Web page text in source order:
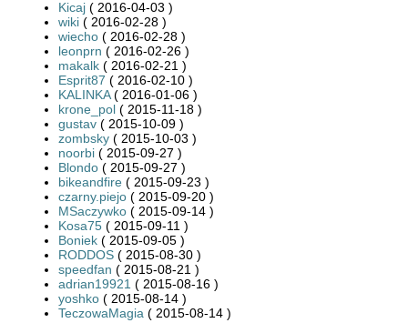
Kicaj ( 2016-04-03 )
wiki ( 2016-02-28 )
wiecho ( 2016-02-28 )
leonprn ( 2016-02-26 )
makalk ( 2016-02-21 )
Esprit87 ( 2016-02-10 )
KALINKA( 2016-01-06 )
krone_pol ( 2015-11-18 )
gustav ( 2015-10-09 )
zombsky ( 2015-10-03 )
noorbi ( 2015-09-27 )
Blondo ( 2015-09-27 )
bikeandfire ( 2015-09-23 )
czarny.piejo ( 2015-09-20 )
MSaczywko ( 2015-09-14 )
Kosa75 ( 2015-09-11 )
Boniek ( 2015-09-05 )
RODDOS ( 2015-08-30 )
speedfan ( 2015-08-21 )
adrian19921 ( 2015-08-16 )
yoshko ( 2015-08-14 )
TeczowaMagia ( 2015-08-14 )